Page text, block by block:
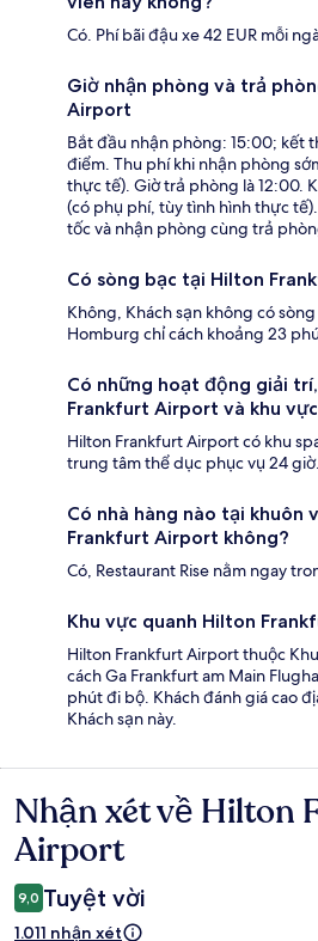
Có. Phí bãi đậu xe 42 EUR mỗi
Giờ nhận phòng và trả
Airport
Bắt đầu nhận phòng: 15:00; kết
điểm. Thu phí khi nhận phòng
thực tế). Giờ trả phòng là 12:00.
(có phụ phí, tùy tình hình thực
tốc và nhận phòng cùng trả
Có sòng bạc tại Hilton
Không, Khách sạn không có
Homburg chỉ cách khoảng 23
Có những hoạt động giải
Frankfurt Airport và khu vực
Hilton Frankfurt Airport có khu
trung tâm thể dục phục vụ 24 giờ.
Có nhà hàng nào tại khuôn
Frankfurt Airport không?
Có, Restaurant Rise nằm ngay
Khu vực quanh Hilton
Hilton Frankfurt Airport thuộc
cách Ga Frankfurt am Main
phút đi bộ. Khách đánh giá cao
Khách sạn này.
Nhận
xét
Nhận xét về Hilton
Airport
9,0 Tuyệt vời
1.011 nhận xét